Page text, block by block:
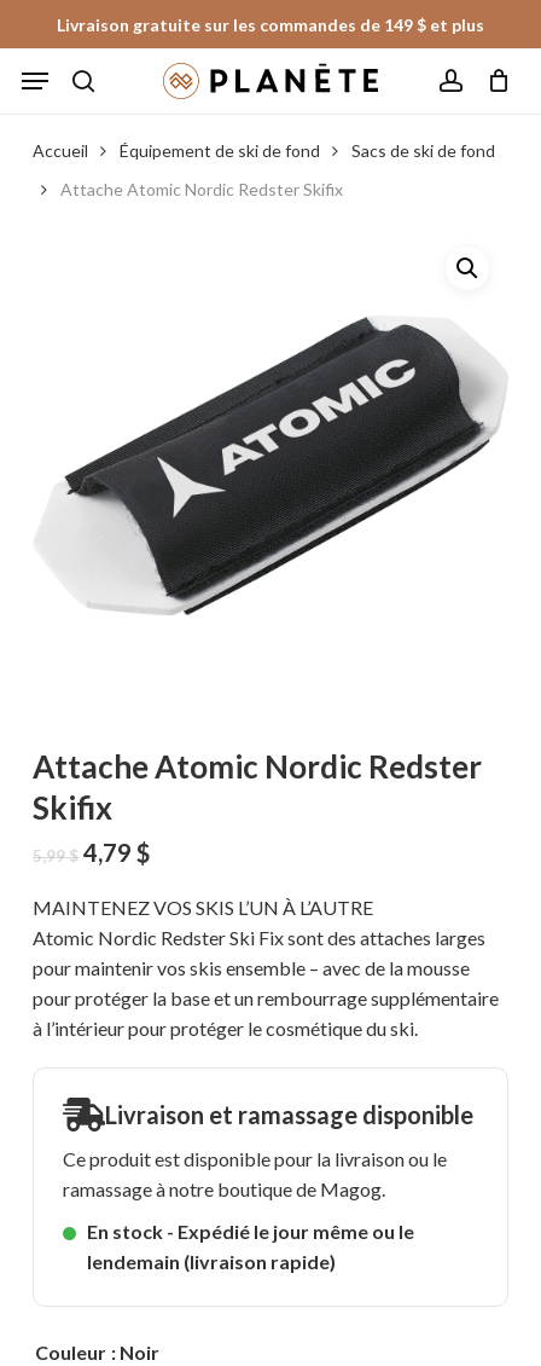
to
main
Livraison gratuite sur les commandes de 149 $ et plus
Menu
Fermer
le
panier
Accueil Équipement de ski de fond
Sacs de ski de fond
Attache Atomic Nordic Redster Skifix
Attache Atomic Nordic Redster
Skifix
5,99$ Le
prix
initial
était :
5,99 $.
4,79 $Le
actuel
est :
4,79 $.
MAINTENEZ VOS SKIS L’UN À L’AUTRE
Atomic Nordic Redster Ski Fix sont des attaches larges
pour maintenir vos skis ensemble – avec de la mousse
pour protéger la base et un rembourrage supplémentaire
à l’intérieur pour protéger le cosmétique du ski.
Livraison et ramassage disponible
Ce produit est disponible pour la livraison ou le
ramassage à notre boutique de Magog.
En stock - Expédié le jour même ou le
lendemain (livraison rapide)
Couleur : Noir